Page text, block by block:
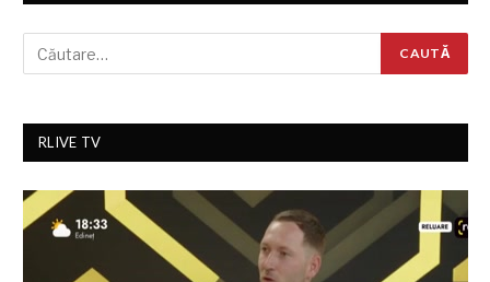
RLIVE TV